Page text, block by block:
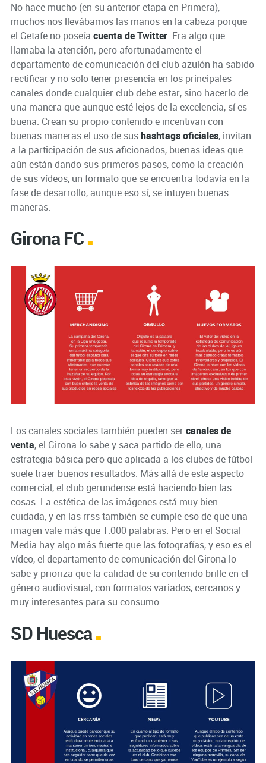
No hace mucho (en su anterior etapa en Primera),
muchos nos llevábamos las manos en la cabeza porque
el Getafe no poseía cuenta de Twitter. Era algo que
llamaba la atención, pero afortunadamente el
departamento de comunicación del club azulón ha sabido
rectificar y no solo tener presencia en los principales
canales donde cualquier club debe estar, sino hacerlo de
una manera que aunque esté lejos de la excelencia, sí es
buena. Crean su propio contenido e incentivan con
buenas maneras el uso de sushashtags oficiales, invitan
a la participación de sus aficionados, buenas ideas que
aún están dando sus primeros pasos, como la creación
de sus vídeos, un formato que se encuentra todavía en la
fase de desarrollo, aunque eso sí, se intuyen buenas
maneras.
Girona FC
Los canales sociales también pueden sercanales de
venta, el Girona lo sabe y saca partido de ello, una
estrategia básica pero que aplicada a los clubes de fútbol
suele traer buenos resultados. Más allá de este aspecto
comercial, el club gerundense está haciendo bien las
cosas. La estética de las imágenes está muy bien
cuidada, y en las rrss también se cumple eso de que una
imagen vale más que 1.000 palabras. Pero en el Social
Media hay algo más fuerte que las fotografías, y eso es el
vídeo, el departamento de comunicación del Girona lo
sabe y prioriza que la calidad de su contenido brille en el
género audiovisual, con formatos variados, cercanos y
muy interesantes para su consumo.
SD Huesca